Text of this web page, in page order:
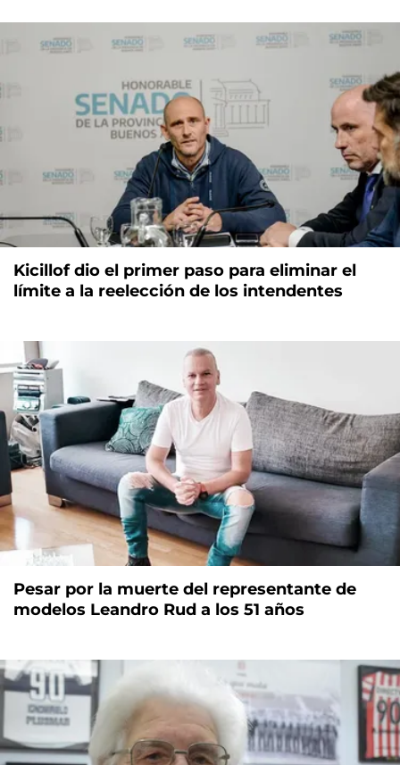
Kicillof dio el primer paso para eliminar el
límite a la reelección de los intendentes
Pesar por la muerte del representante de
modelos Leandro Rud a los 51 años